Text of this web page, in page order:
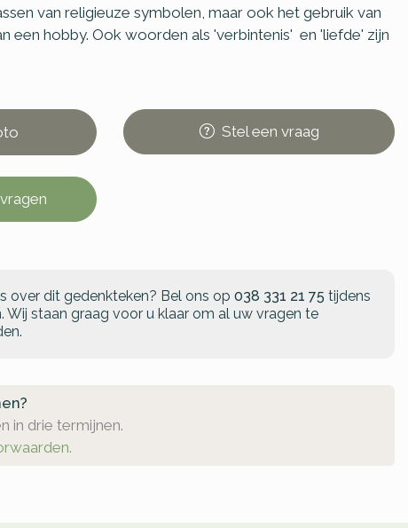
van religieuze symbolen, maar ook het gebruik van
een hobby. Ook woorden als 'verbintenis' en 'liefde' zijn
Steleen vraag
over dit gedenkteken? Bel ons op 038 331 21 75 tijdens
Wij staan graag voor u klaar om al uw vragen te
in drie termijnen.